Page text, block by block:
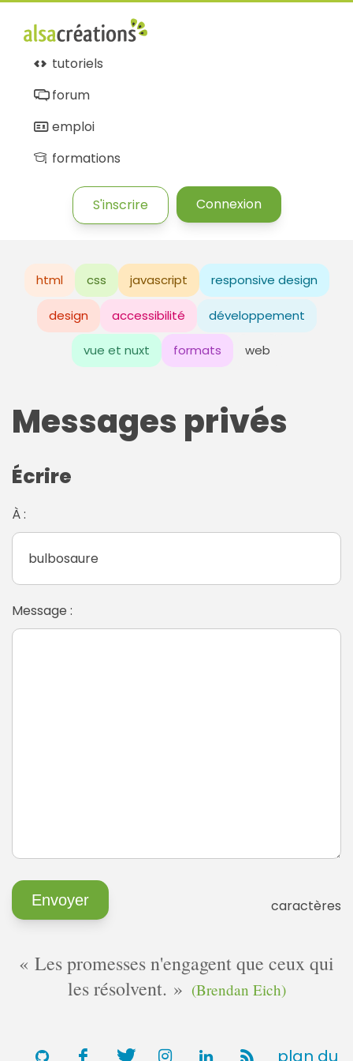
tutoriels
forum
emploi
formations
S'inscrire Connexion
html css javascript responsive design
design accessibilité développement
vue et nuxt formats web
Messages privés
Écrire
À :
Message :
caractères
Les promesses n'engagent que ceux qui
les résolvent.
(Brendan Eich)
plan du